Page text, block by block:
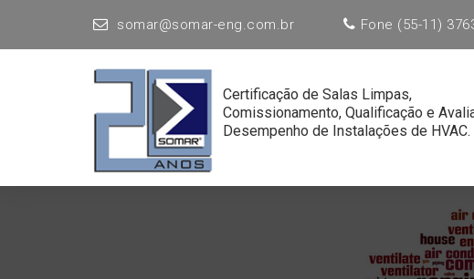
somar@somar-eng.com.br Fone (55-11)
Certificação de Salas Limpas,
Comissionamento, Qualificação e
Desempenho de Instalações de HVAC.